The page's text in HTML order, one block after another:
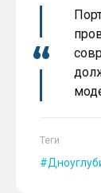
Теги